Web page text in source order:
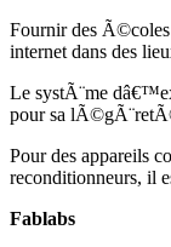
Fournir des
internet dans des
Le systÃ¨me
pour sa
Pour des appareils
reconditionneurs, il
Fablabs